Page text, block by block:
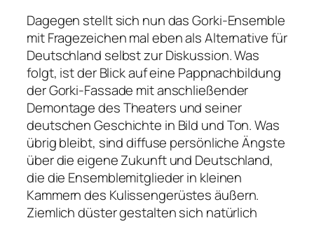
Dagegen stellt sich nun das Gorki-Ensemble
mit Fragezeichen mal eben als Alternative für
Deutschland selbst zur Diskussion. Was
folgt, ist der Blick auf eine Pappnachbildung
der Gorki-Fassade mit anschließender
Demontage des Theaters und seiner
deutschen Geschichte in Bild und Ton. Was
übrig bleibt, sind diffuse persönliche Ängste
über die eigene Zukunft und Deutschland,
die die Ensemblemitglieder in kleinen
Kammern des Kulissengerüstes äußern.
Ziemlich düster gestalten sich natürlich